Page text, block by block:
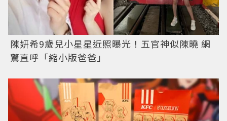
陳妍希9歲兒小星星近照曝光！五官神似陳曉 網
驚直呼「縮小版爸爸」